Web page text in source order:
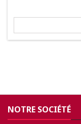
NOTRE SOCIÉTÉ